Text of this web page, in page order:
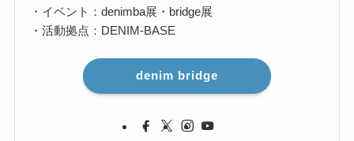
・イベント：denimba展・bridge展
・活動拠点：DENIM-BASE
denim bridge